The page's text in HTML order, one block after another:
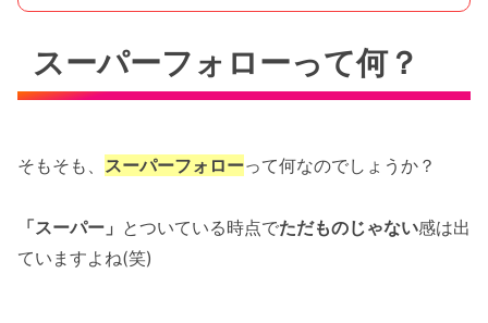
スーパーフォローって何？
そもそも、 スーパーフォローって何なのでしょうか？
「スーパー」 とついている時点でただものじゃない感は出
ていますよね(笑)